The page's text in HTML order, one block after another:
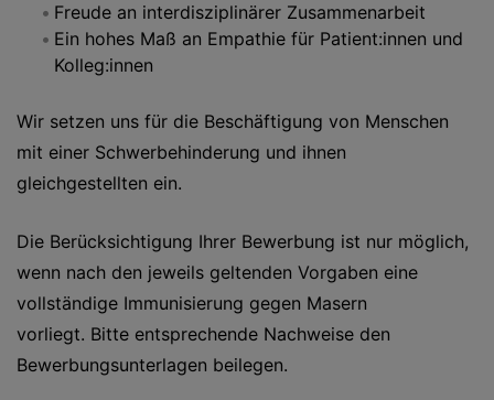
Freude an interdisziplinärer Zusammenarbeit
Ein hohes Maß an Empathie für Patient:innen und
Kolleg:innen
Wir setzen uns für die Beschäftigung von Menschen
mit einer Schwerbehinderung und ihnen
gleichgestellten ein.
Die Berücksichtigung Ihrer Bewerbung ist nur möglich,
wenn nach den jeweils geltenden Vorgaben eine
vollständige Immunisierung gegen Masern
vorliegt. Bitte entsprechende Nachweise den
Bewerbungsunterlagen beilegen.